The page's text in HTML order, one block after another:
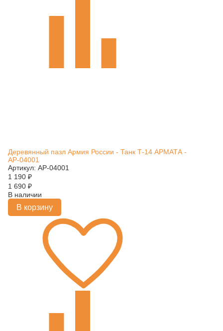
Деревянный пазл Армия России - Танк Т-14 АРМАТА -
АР-04001
Артикул: АР-04001
1 190 ₽
1 690 ₽
В наличии
В корзину